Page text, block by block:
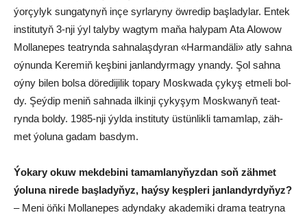
ýor­çy­lyk sun­ga­ty­nyň in­çe syr­la­ry­ny öw­re­dip baş­la­dy­lar. En­tek
ins­ti­tu­tyň 3-nji ýyl ta­ly­by wag­tym ma­ňa ha­ly­pam Ata Alo­wow
Mol­la­ne­pes te­at­ryn­da sah­na­laş­dy­ran «Har­mandä­li» at­ly sah­na
oý­nun­da Ke­re­miň keş­bi­ni jan­lan­dyr­ma­gy ynan­dy. Şol sah­na
oý­ny bi­len bol­sa dö­re­di­ji­lik to­pa­ry Mosk­wa­da çy­kyş et­me­li bol­
dy. Şeý­dip me­niň sah­na­da il­kin­ji çy­ky­şym Mosk­wa­nyň te­at­
ryn­da bol­dy. 1985-nji ýyl­da ins­ti­tu­ty üs­tün­lik­li ta­mam­lap, zäh­
met ýo­lu­na ga­dam bas­dym.
Ýo­ka­ry okuw mek­de­bi­ni ta­mam­la­ny­ňyz­dan soň zäh­met
ýo­lu­na ni­re­de baş­la­dy­ňyz, haý­sy keşp­le­ri jan­lan­dyr­dy­ňyz?
– Me­ni öň­ki Mol­la­ne­pes adyn­da­ky aka­de­mi­ki dra­ma te­at­ry­na